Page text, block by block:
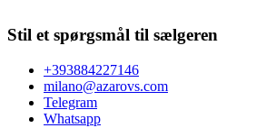
Stil et spørgsmål til sælgeren
+393884227146
milano@azarovs.com
Telegram
Whatsapp